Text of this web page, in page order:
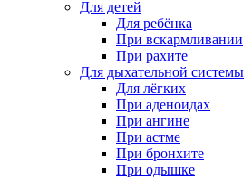
Для детей
Для ребёнка
При вскармливании
При рахите
Для дыхательной системы
Для лёгких
При аденоидах
При ангине
При астме
При бронхите
При одышке